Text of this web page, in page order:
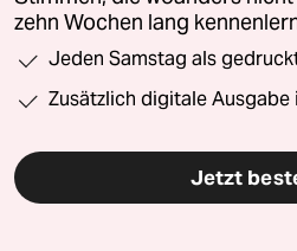
zehn Wochen lang
Jeden Samstag als
Zusätzlich digitale Ausgabe
Jetzt